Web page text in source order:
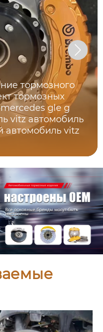
тормозного
тормозных
mercedes gle g
vitz автомобиль
автомобиль vitz